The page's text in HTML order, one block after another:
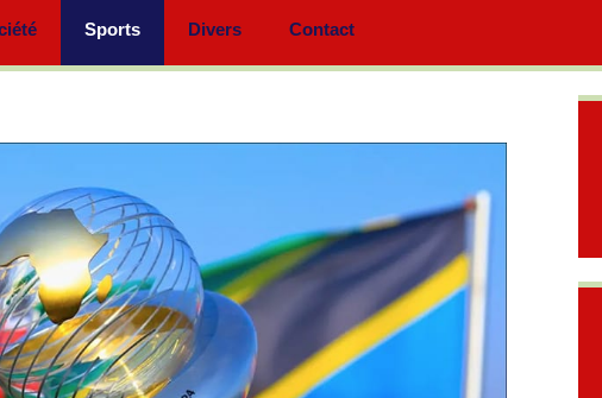
Sports Divers Contact